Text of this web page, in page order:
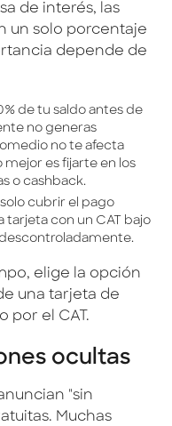
de interés, las
un solo porcentaje
depende de
de tu saldo antes de
no generas
no te afecta
mejor es fijarte en los
o cashback.
cubrir el pago
tarjeta con un CAT bajo
elige la opción
una tarjeta de
por el CAT.
ocultas
"sin
Muchas